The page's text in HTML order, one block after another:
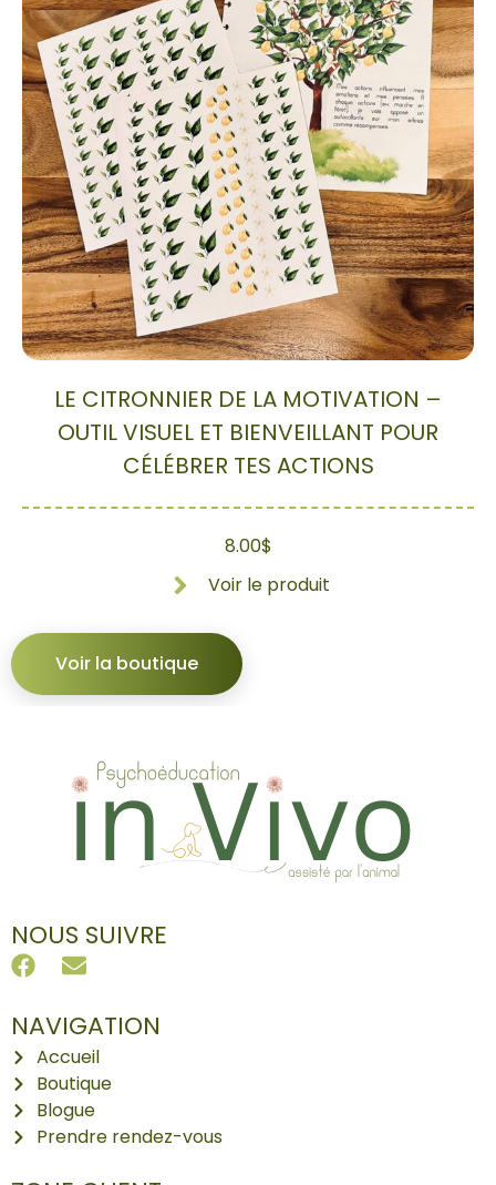
LE CITRONNIER DE LA MOTIVATION –
OUTIL VISUEL ET BIENVEILLANT POUR
CÉLÉBRER TES ACTIONS
8.00$
Voir le produit
Voir la boutique
NAVIGATION
Accueil
Boutique
Blogue
Prendre rendez-vous
NOUS SUIVRE